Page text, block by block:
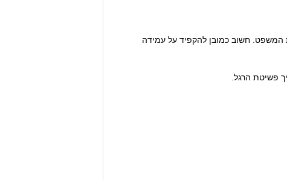
המשפט. חשוב כמובן להקפיד על עמידה
פשיטת הרגל.